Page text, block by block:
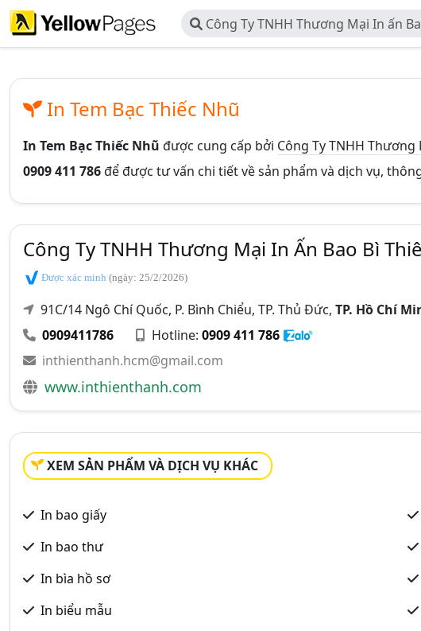
Công Ty TNHH Thương Mại In ấn
Thiên Thanh
In Tem Bạc Thiếc Nhũ
In Tem Bạc Thiếc Nhũ được cung cấp bởi Công Ty TNHH
0909 411 786để được tư vấn chi tiết về sản phẩm và dịch vụ,
Công Ty TNHH Thương Mại In Ấn Bao Bì
Được xác minh (ngày: 25/2/2026)
91C/14 Ngô Chí Quốc, P. Bình Chiểu, TP. Thủ Đức, TP. Hồ Chí
0909411786
Hotline: 0909 411 786
inthienthanh.hcm@gmail.com
www.inthienthanh.com
XEM SẢN PHẨM VÀ DỊCH VỤ KHÁC
In bao giấy
In bao thư
In bìa hồ sơ
In biểu mẫu